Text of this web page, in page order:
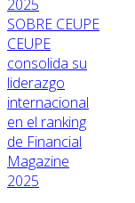
SOBRE CEUPE
CEUPE
consolida su
liderazgo
internacional
en el ranking
de Financial
Magazine
2025